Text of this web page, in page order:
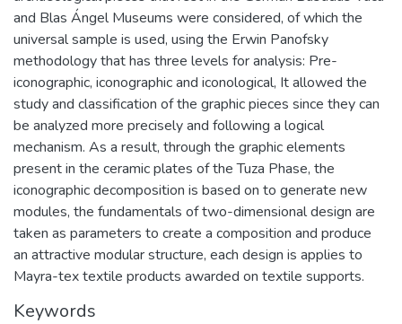
and Blas Ángel Museums were considered, of which the
universal sample is used, using the Erwin Panofsky
methodology that has three levels for analysis: Pre-
iconographic, iconographic and iconological, It allowed the
study and classification of the graphic pieces since they can
be analyzed more precisely and following a logical
mechanism. As a result, through the graphic elements
present in the ceramic plates of the Tuza Phase, the
iconographic decomposition is based on to generate new
modules, the fundamentals of two-dimensional design are
taken as parameters to create a composition and produce
an attractive modular structure, each design is applies to
Mayra-tex textile products awarded on textile supports.
Keywords